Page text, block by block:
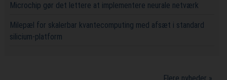
Microchip gør det lettere at implementere neurale netværk
Milepæl for skalerbar kvantecomputing med afsæt i standard
silicium-platform